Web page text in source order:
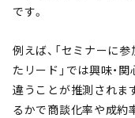
です。
例えば、「セミナーに
たリード」では興味・
違うことが推測されま
るかで商談化率や成約